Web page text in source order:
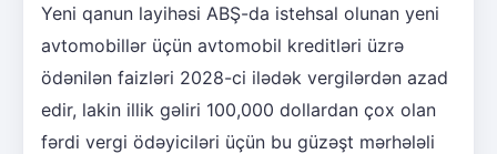
Yeni qanun layihəsi ABŞ-da istehsal olunan yeni
avtomobillər üçün avtomobil kreditləri üzrə
ödənilən faizləri 2028-ci ilədək vergilərdən azad
edir, lakin illik gəliri 100,000 dollardan çox olan
fərdi vergi ödəyiciləri üçün bu güzəşt mərhələli